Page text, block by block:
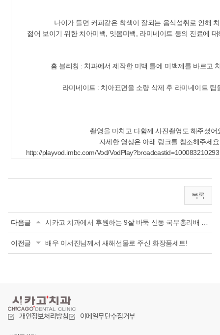
나이가 들면 커피같은 착색이 잘되는 음식섭취로 인해
젊어 보이기 위한 치아미백, 잇몸미백, 라미네이트 등의 진료에
홈 블리칭 : 치과에서 제작한 미백 틀에 미백제를 바르고
라미네이트 : 치아표면을 소량 삭제 후 라미네이트 팁
촬영을 마치고 다함께 사진촬영도 해주셨어
자세한 영상은 아래 링크를 참조해주세
http://playvod.imbc.com/Vod/
목록
다음글
이전글 배우 이서진님께서 새해선물로 주신 화장품세트!
개인정보처리방침 이메일무단수집거부